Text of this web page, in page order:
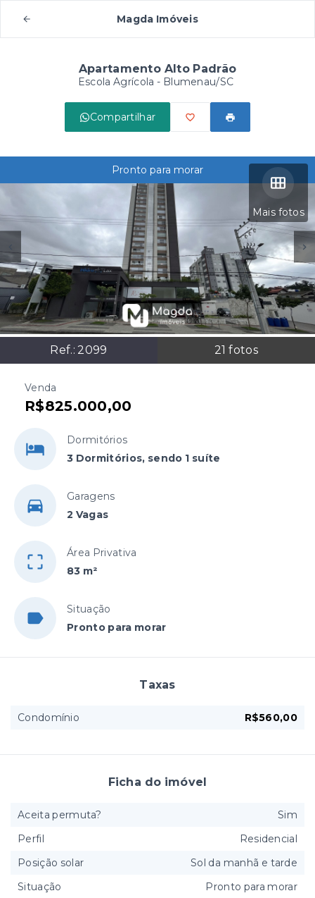
Magda Imóveis
Apartamento Alto Padrão
Escola Agrícola - Blumenau/SC
Compartilhar
Mais fotos
Ref.: 2099 21 fotos
Pronto para morar
Venda
R$825.000,00
Dormitórios
3 Dormitórios, sendo 1 suíte
Garagens
2 Vagas
Área Privativa
83 m²
Situação
Pronto para morar
Taxas
Condomínio R$560,00
Ficha do imóvel
Aceita permuta?
Sim
Perfil
Residencial
Posição solar
Sol da manhã e tarde
Situação
Pronto para morar